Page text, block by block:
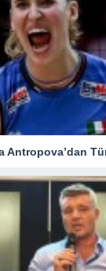
Antropova’dan